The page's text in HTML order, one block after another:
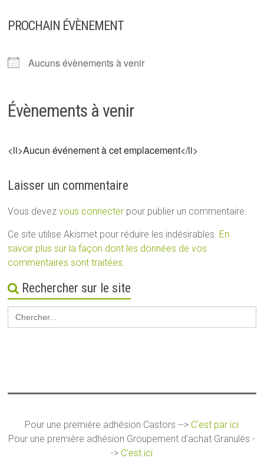
PROCHAIN ÉVÈNEMENT
Aucuns évènements à venir
Évènements à venir
<li>Aucun événement à cet emplacement</li>
Laisser un commentaire
Vous devezvous connecter pour publier un commentaire.
Ce site utilise Akismet pour réduire les indésirables. En
savoir plus sur la façon dont les données de vos
commentaires sont traitées
Rechercher sur le site
Search
for:
Pour une première adhésion Castors --> C'est par ici
Pour une première adhésion Groupement d'achat Granulés -
-> C'est ici